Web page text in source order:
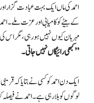
احمد کی ماں ایک بہت عبادت گزار
کے بیٹے کو کامیابی اور عزت ملے۔
مہربان کیوں نہیں ہو رہی، مگر اس کی
کبھی رائیگاں نہیں جاتی۔”
ایک دن احمد کو کسی نے بتایا کہ
لوگوں کو بلا رہی ہے۔ احمد نے